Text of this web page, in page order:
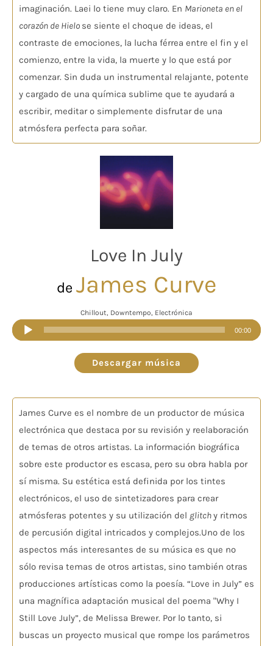
imaginación. Laei lo tiene muy claro. En Marioneta en el
corazón de Hielo se siente el choque de ideas, el
contraste de emociones, la lucha férrea entre el fin y el
comienzo, entre la vida, la muerte y lo que está por
comenzar. Sin duda un instrumental relajante, potente
y cargado de una química sublime que te ayudará a
escribir, meditar o simplemente disfrutar de una
atmósfera perfecta para soñar.
Love In July
de James Curve
Chillout, Downtempo, Electrónica
Reproductor
de
audio
00:00
Descargar música
James Curve es el nombre de un productor de música
electrónica que destaca por su revisión y reelaboración
de temas de otros artistas. La información biográfica
sobre este productor es escasa, pero su obra habla por
sí misma. Su estética está definida por los tintes
electrónicos, el uso de sintetizadores para crear
atmósferas potentes y su utilización del glitchy ritmos
de percusión digital intricados y complejos.Uno de los
aspectos más interesantes de su música es que no
sólo revisa temas de otros artistas, sino también otras
producciones artísticas como la poesía. “Love in July” es
una magnífica adaptación musical del poema "Why I
Still Love July”, de Melissa Brewer. Por lo tanto, si
buscas un proyecto musical que rompe los parámetros